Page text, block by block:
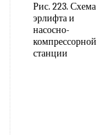
Рис. 223. Схема
эрлифта и
насосно-
компрессорной
станции